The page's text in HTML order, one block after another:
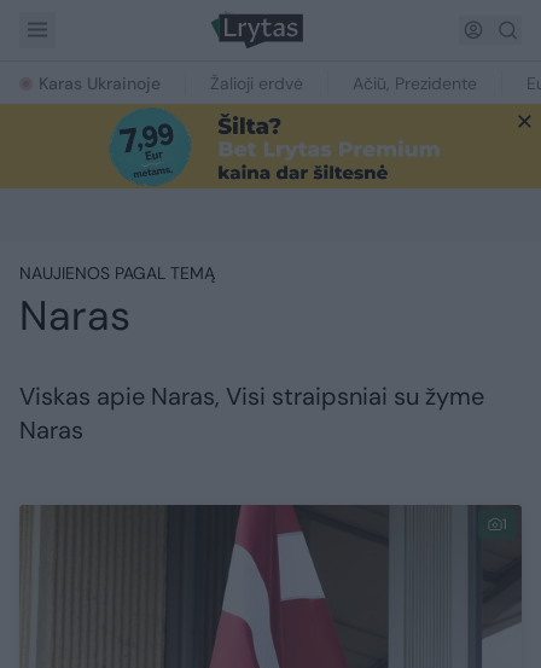
Karas Ukrainoje Žalioji erdvė Ačiū, Prezidente
NAUJIENOS PAGAL TEMĄ
Naras
Viskas apie Naras, Visi straipsniai su žyme
Naras
1